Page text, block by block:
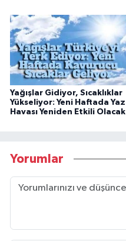
Yağışlar Gidiyor, Sıcaklıklar
Yükseliyor: Yeni Haftada Yaz
Havası Yeniden Etkili Olacak
Yorumlar